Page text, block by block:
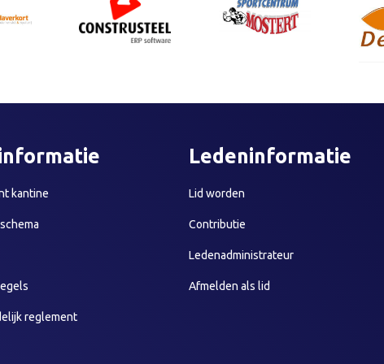
kantine
reglement
Ledeninformatie
Lid worden
Contributie
Ledenadministrateur
Afmelden als lid